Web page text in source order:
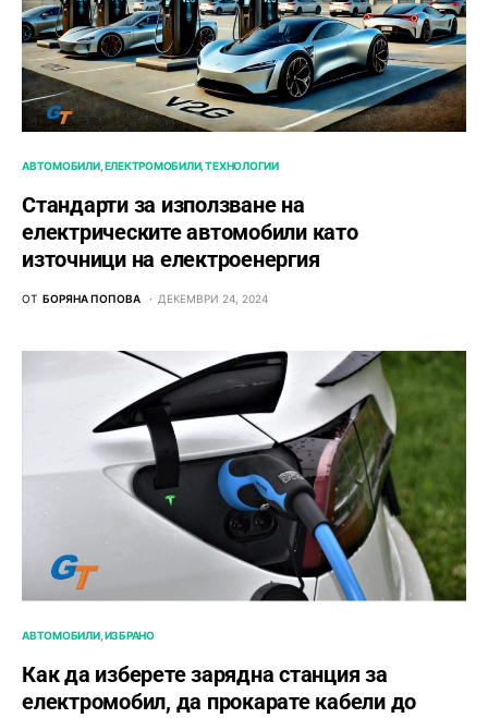
АВТОМОБИЛИ ЕЛЕКТРОМОБИЛИ ТЕХНОЛОГИИ
Стандарти за използване на
електрическите автомобили като
източници на електроенергия
ОТ БОРЯНА ПОПОВА ДЕКЕМВРИ 24, 2024
АВТОМОБИЛИ ИЗБРАНО
Как да изберете зарядна станция за
електромобил, да прокарате кабели до